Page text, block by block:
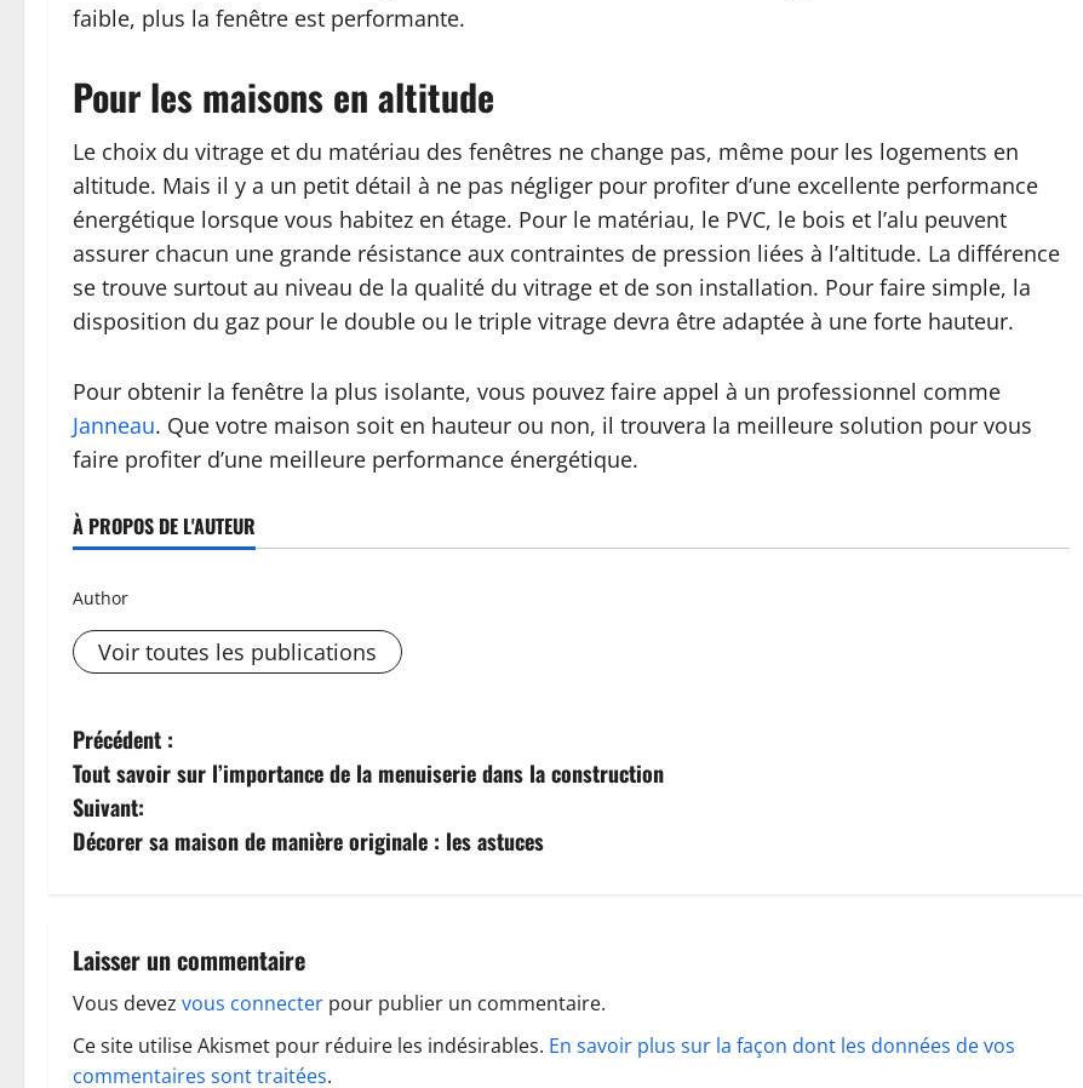
faible, plus la fenêtre est performante.
Pour les maisons en altitude
Le choix du vitrage et du matériau des fenêtres ne change pas, même pour les logements en
altitude. Mais il y a un petit détail à ne pas négliger pour profiter d’une excellente performance
énergétique lorsque vous habitez en étage. Pour le matériau, le PVC, le bois et l’alu peuvent
assurer chacun une grande résistance aux contraintes de pression liées à l’altitude. La différence
se trouve surtout au niveau de la qualité du vitrage et de son installation. Pour faire simple, la
disposition du gaz pour le double ou le triple vitrage devra être adaptée à une forte hauteur.
Pour obtenir la fenêtre la plus isolante, vous pouvez faire appel à un professionnel comme
Janneau. Que votre maison soit en hauteur ou non, il trouvera la meilleure solution pour vous
faire profiter d’une meilleure performance énergétique.
À PROPOS DE L'AUTEUR
Author
Voir toutes les publications
N
a
v
g
a
t
Précédent :
Tout savoir sur l’importance de la menuiserie dans la construction
Suivant:
Décorer sa maison de manière originale : les astuces
Laisser un commentaire
Vous devez vous connecter pour publier un commentaire.
Ce site utilise Akismet pour réduire les indésirables. En savoir plus sur la façon dont les données de vos
commentaires sont traitées.